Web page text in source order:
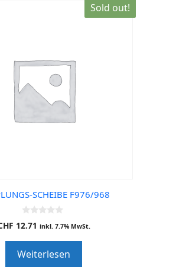
Sold out!
SCHEIBE F976/968
0
o
o
f
5
12.71 inkl. 7.7% MwSt.
Weiterlesen